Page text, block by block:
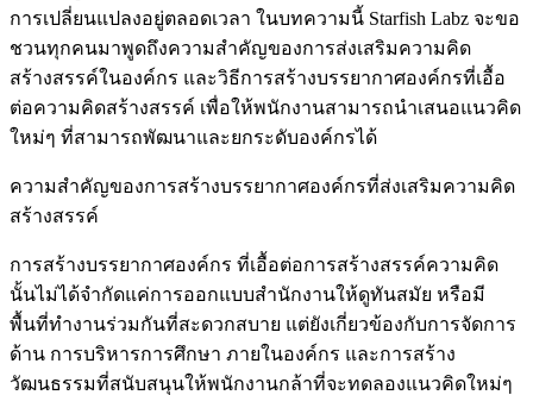
การเปลี่ยนแปลงอยู่ตลอดเวลา ในบทความนี้ Starfish Labz จะขอ
ชวนทุกคนมาพูดถึงความสำคัญของการส่งเสริมความคิด
สร้างสรรค์ในองค์กร และวิธีการสร้างบรรยากาศองค์กรที่เอื้อ
ต่อความคิดสร้างสรรค์ เพื่อให้พนักงานสามารถนำเสนอแนวคิด
ใหม่ๆ ที่สามารถพัฒนาและยกระดับองค์กรได้
ความสำคัญของการสร้างบรรยากาศองค์กรที่ส่งเสริมความคิด
สร้างสรรค์
การสร้างบรรยากาศองค์กร ที่เอื้อต่อการสร้างสรรค์ความคิด
นั้นไม่ได้จำกัดแค่การออกแบบสำนักงานให้ดูทันสมัย หรือมี
พื้นที่ทำงานร่วมกันที่สะดวกสบาย แต่ยังเกี่ยวข้องกับการจัดการ
ด้าน การบริหารการศึกษา ภายในองค์กร และการสร้าง
วัฒนธรรมที่สนับสนุนให้พนักงานกล้าที่จะทดลองแนวคิดใหม่ๆ